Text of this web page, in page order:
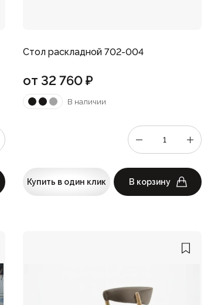
Стол раскладной 702-004
от 32 760₽
В наличии
Купить в один клик В корзину